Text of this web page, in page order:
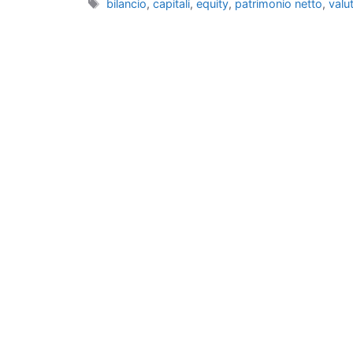
Tag
bilancio,capitali,equity, patrimonio netto,